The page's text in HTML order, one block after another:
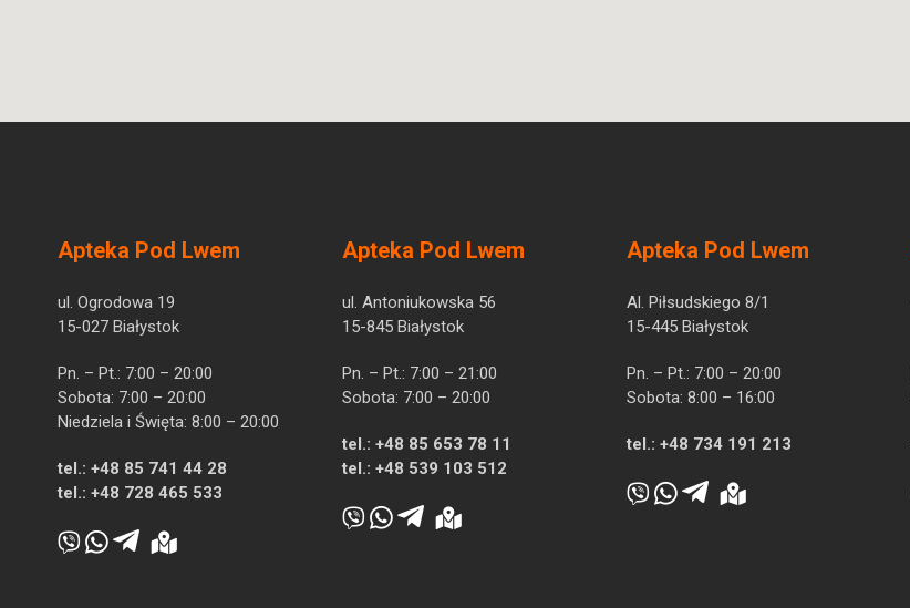
Apteka Pod Lwem
ul. Ogrodowa 19
15-027 Białystok
Pn. – Pt.: 7:00 – 20:00
Sobota: 7:00 – 20:00
Niedziela i Święta: 8:00 – 20:00
tel.: +48 85 741 44 28
tel.: +48 728 465 533
Apteka Pod Lwem
ul. Antoniukowska 56
15-845 Białystok
Pn. – Pt.: 7:00 – 21:00
Sobota: 7:00 – 20:00
tel.: +48 85 653 78 11
tel.: +48 539 103 512
Apteka Pod Lwem
Al. Piłsudskiego 8/1
15-445 Białystok
Pn. – Pt.: 7:00 – 20:00
Sobota: 8:00 – 16:00
tel.: +48 734 191 213